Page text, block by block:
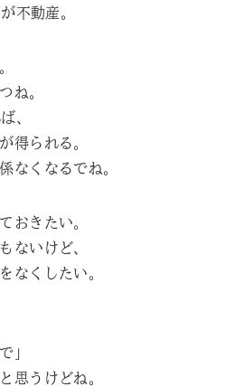
不動産。
ね。
、
得られる。
なくなるでね。
おきたい。
ないけど、
なくしたい。
」
思うけどね。